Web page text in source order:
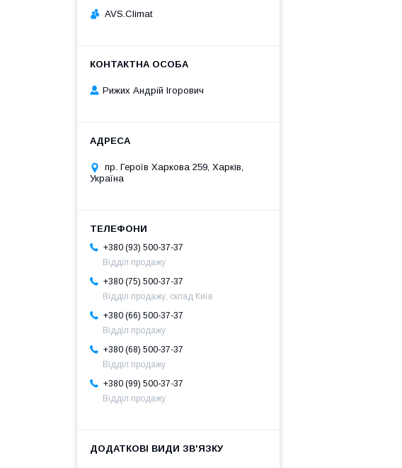
AVS.Climat
Рижих Андрій Ігорович
пр. Героїв Харкова 259, Харків,
Україна
+380 (93) 500-37-37
Відділ продажу
+380 (75) 500-37-37
Відділ продажу, склад Київ
+380 (66) 500-37-37
Відділ продажу
+380 (68) 500-37-37
Відділ продажу
+380 (99) 500-37-37
Відділ продажу